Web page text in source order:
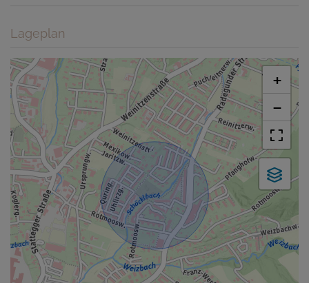
Lageplan
+
−